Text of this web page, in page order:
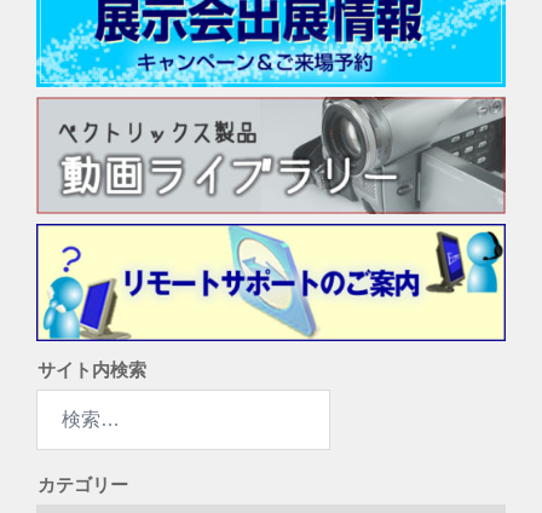
サイト内検索
カテゴリー